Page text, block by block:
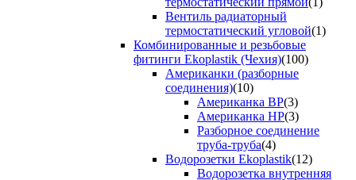
Вентиль радиаторный
термостатический угловой(1)
Комбинированные и резьбовые
фитинги Ekoplastik (Чехия)(100)
Американки (разборные
соединения)(10)
Американка ВР(3)
Американка НР(3)
Разборное соединение
труба-труба(4)
Водорозетки Ekoplastik(12)
Водорозетка внутренняя